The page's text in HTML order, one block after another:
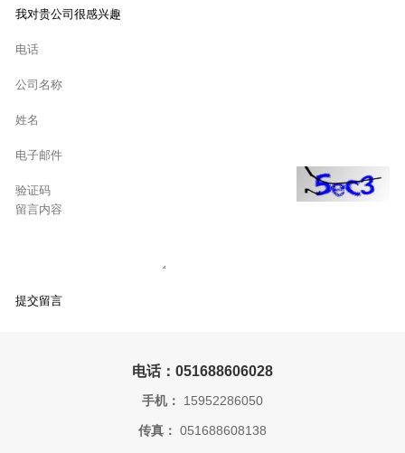
电话：051688606028
手机： 15952286050
传真： 051688608138